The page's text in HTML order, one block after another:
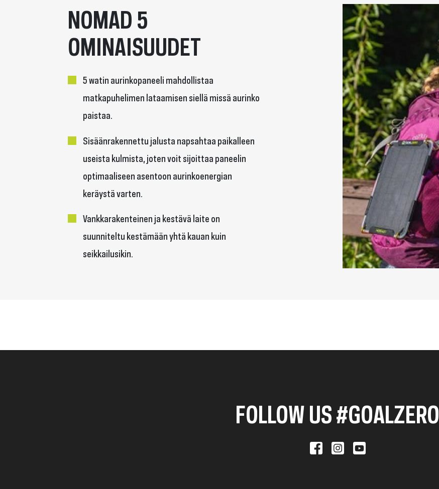
NOMAD 5
OMINAISUUDET
5 watin aurinkopaneeli mahdollistaa
matkapuhelimen lataamisen siellä missä aurinko
paistaa.
Sisäänrakennettu jalusta napsahtaa paikalleen
useista kulmista, joten voit sijoittaa paneelin
optimaaliseen asentoon aurinkoenergian
keräystä varten.
Vankkarakenteinen ja kestävä laite on
suunniteltu kestämään yhtä kauan kuin
seikkailusikin.
FOLLOW US #GOALZERO